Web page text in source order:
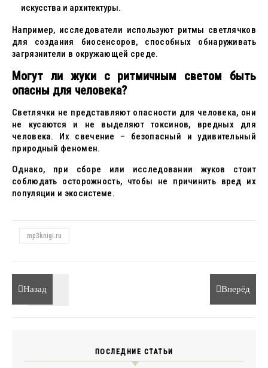
искусства и архитектуры.
Например, исследователи используют ритмы светлячков
для создания биосенсоров, способных обнаруживать
загрязнители в окружающей среде.
Могут ли жуки с ритмичным светом быть
опасны для человека?
Светлячки не представляют опасности для человека, они
не кусаются и не выделяют токсинов, вредных для
человека. Их свечение – безопасный и удивительный
природный феномен.
Однако, при сборе или исследовании жуков стоит
соблюдать осторожность, чтобы не причинить вред их
популяции и экосистеме.
mp3knigi.ru
Назад Вперёд
ПОСЛЕДНИЕ СТАТЬИ